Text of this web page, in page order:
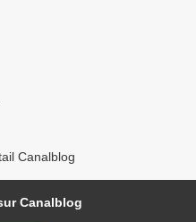
Canalblog
Canalblog